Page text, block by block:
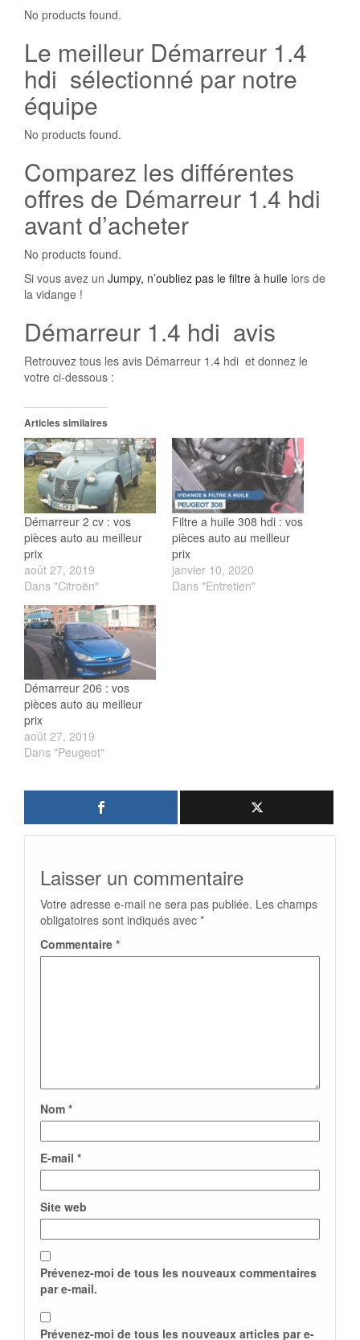
No products found.
Le meilleur Démarreur 1.4
hdi sélectionné par notre
équipe
No products found.
Comparez les différentes
offres de Démarreur 1.4 hdi
avant d’acheter
No products found.
Si vous avez un Jumpy, n’oubliez pas le filtre à huile lors de
la vidange !
Démarreur 1.4 hdi avis
Retrouvez tous les avis Démarreur 1.4 hdi et donnez le
votre ci-dessous :
Articles similaires
Démarreur 2 cv : vos
pièces auto au meilleur
prix
août 27, 2019
Dans "Citroën"
Filtre a huile 308 hdi : vos
pièces auto au meilleur
prix
janvier 10, 2020
Dans "Entretien"
Démarreur 206 : vos
pièces auto au meilleur
prix
août 27, 2019
Dans "Peugeot"
Laisser un commentaire
Votre adresse e-mail ne sera pas publiée. Les champs
obligatoires sont indiqués avec *
Commentaire *
Nom *
E-mail *
Site web
Prévenez-moi de tous les nouveaux commentaires
par e-mail.
Prévenez-moi de tous les nouveaux articles par e-